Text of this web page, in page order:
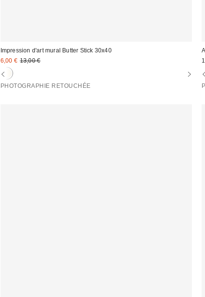
Impression d'art mural Butter Stick 30x40
Prix
remisé
6,00 € Prix
13,00 €
PHOTOGRAPHIE RETOUCHÉE